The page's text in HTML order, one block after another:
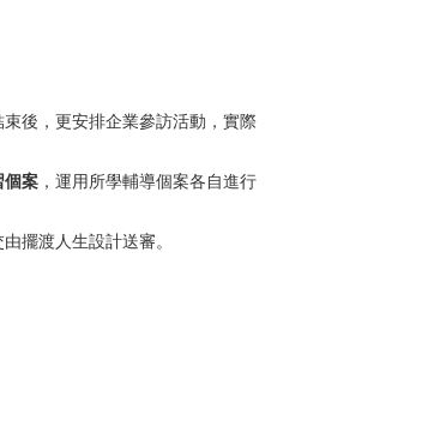
後，更安排企業參訪活動，實際
個案 ，運用所學輔導個案各自進行
擺渡人生設計送審。